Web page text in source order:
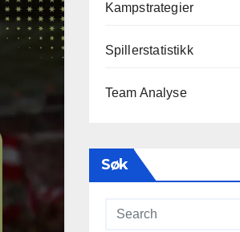
Kampstrategier
Spillerstatistikk
Team Analyse
Søk